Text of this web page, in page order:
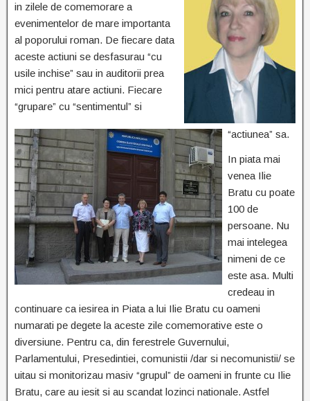
in zilele de comemorare a
evenimentelor de mare importanta
al poporului roman. De fiecare data
aceste actiuni se desfasurau “cu
usile inchise” sau in auditorii prea
mici pentru atare actiuni. Fiecare
“grupare” cu “sentimentul” si
“actiunea” sa.
In piata mai
venea Ilie
Bratu cu poate
100 de
persoane. Nu
mai intelegea
nimeni de ce
este asa. Multi
credeau in
continuare ca iesirea in Piata a lui Ilie Bratu cu oameni
numarati pe degete la aceste zile comemorative este o
diversiune. Pentru ca, din ferestrele Guvernului,
Parlamentului, Presedintiei, comunistii /dar si necomunistii/ se
uitau si monitorizau masiv “grupul” de oameni in frunte cu Ilie
Bratu, care au iesit si au scandat lozinci nationale. Astfel